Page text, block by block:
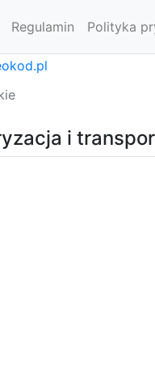
Regulamin Polityka
i